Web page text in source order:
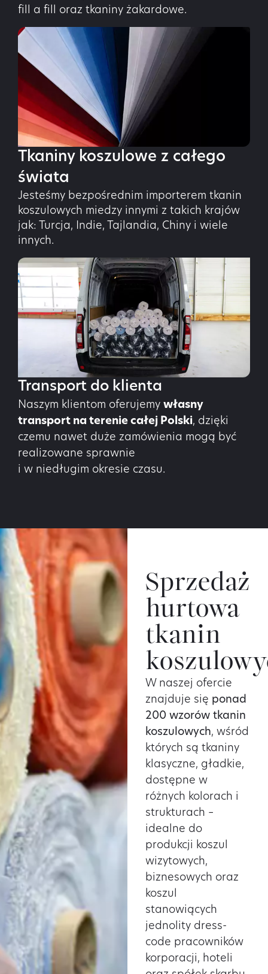
fill a fill oraz tkaniny żakardowe.
Tkaniny koszulowe z całego
świata
Jesteśmy bezpośrednim importerem tkanin
koszulowych miedzy innymi z takich krajów
jak: Turcja, Indie, Tajlandia, Chiny i wiele
innych.
Transport do klienta
Naszym klientom oferujemy własny
transport na terenie całej Polski, dzięki
czemu nawet duże zamówienia mogą być
realizowane sprawnie
i w niedługim okresie czasu.
Sprzedaż
hurtowa
tkanin
W naszej ofercie
znajduje się ponad
200 wzorów tkanin
koszulowych, wśród
których są tkaniny
klasyczne, gładkie,
dostępne w
różnych kolorach i
strukturach –
idealne do
produkcji koszul
wizytowych,
biznesowych oraz
koszul
stanowiących
jednolity dress-
code pracowników
korporacji, hoteli